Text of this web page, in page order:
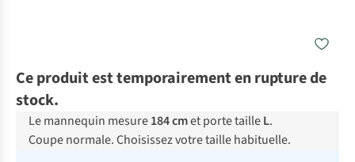
Ce produit est temporairement en rupture de
stock.
Le mannequin mesure184 cmet porte tailleL.
Coupe normale. Choisissez votre taille habituelle.